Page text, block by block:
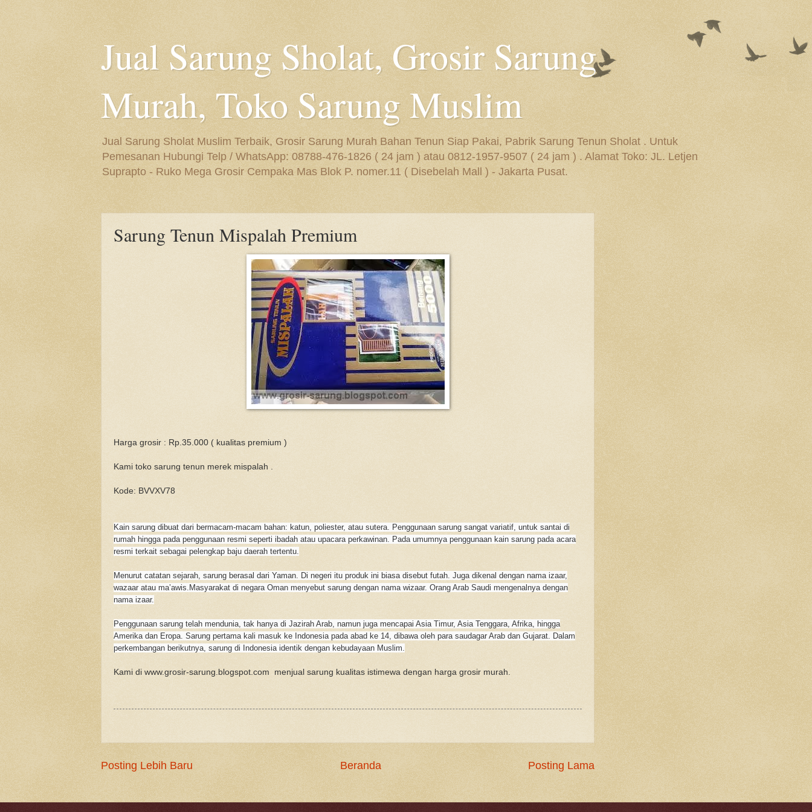
Jual Sarung Sholat, Grosir Sarung
Murah, Toko Sarung Muslim
Jual Sarung Sholat Muslim Terbaik, Grosir Sarung Murah Bahan Tenun Siap Pakai, Pabrik Sarung Tenun Sholat . Untuk
Pemesanan Hubungi Telp / WhatsApp: 08788-476-1826 ( 24 jam ) atau 0812-1957-9507 ( 24 jam ) . Alamat Toko: JL. Letjen
Suprapto - Ruko Mega Grosir Cempaka Mas Blok P. nomer.11 ( Disebelah Mall ) - Jakarta Pusat.
Sarung Tenun Mispalah Premium
Harga grosir : Rp.35.000 ( kualitas premium )
Kami toko sarung tenun merek mispalah .
Kode: BVVXV78
Kain sarung dibuat dari bermacam-macam bahan: katun, poliester, atau sutera. Penggunaan sarung sangat variatif, untuk santai di
rumah hingga pada penggunaan resmi seperti ibadah atau upacara perkawinan. Pada umumnya penggunaan kain sarung pada acara
resmi terkait sebagai pelengkap baju daerah tertentu.
Menurut catatan sejarah, sarung berasal dari Yaman. Di negeri itu produk ini biasa disebut futah. Juga dikenal dengan nama izaar,
wazaar atau ma’awis.Masyarakat di negara Oman menyebut sarung dengan nama wizaar. Orang Arab Saudi mengenalnya dengan
nama izaar.
Penggunaan sarung telah mendunia, tak hanya di Jazirah Arab, namun juga mencapai Asia Timur, Asia Tenggara, Afrika, hingga
Amerika dan Eropa. Sarung pertama kali masuk ke Indonesia pada abad ke 14, dibawa oleh para saudagar Arab dan Gujarat. Dalam
perkembangan berikutnya, sarung di Indonesia identik dengan kebudayaan Muslim.
Kami di www.grosir-sarung.blogspot.com menjual sarung kualitas istimewa dengan harga grosir murah.
Posting Lebih Baru Posting Lama
Beranda